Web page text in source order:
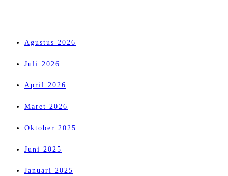
Agustus 2026
Juli 2026
April 2026
Maret 2026
Oktober 2025
Juni 2025
Januari 2025